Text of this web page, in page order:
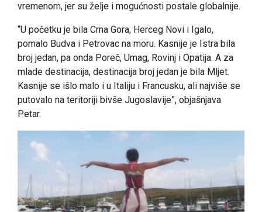
vremenom, jer su želje i mogućnosti postale globalnije.
“U početku je bila Crna Gora, Herceg Novi i Igalo,
pomalo Budva i Petrovac na moru. Kasnije je Istra bila
broj jedan, pa onda Poreč, Umag, Rovinj i Opatija. A za
mlade destinacija, destinacija broj jedan je bila Mljet.
Kasnije se išlo malo i u Italiju i Francusku, ali najviše se
putovalo na teritoriji bivše Jugoslavije”, objašnjava
Petar.